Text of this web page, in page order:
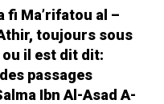
fi Ma’rifatou al –
toujours sous
ou il est dit dit:
passages
Ibn Al-Asad A-